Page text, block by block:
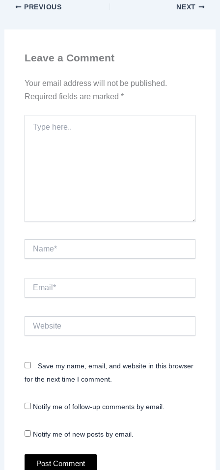
PREVIOUS NEXT
Leave a Comment
Your email address will not be published.
Required fields are marked *
here..
Website
Save my name, email, and website in this browser
for the next time I comment.
Notify me of follow-up comments by email.
Notify me of new posts by email.